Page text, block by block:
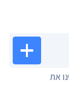
את